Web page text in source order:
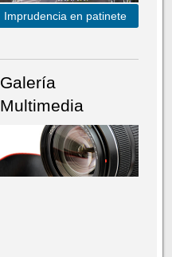
Imprudencia en patinete
Galería
Multimedia